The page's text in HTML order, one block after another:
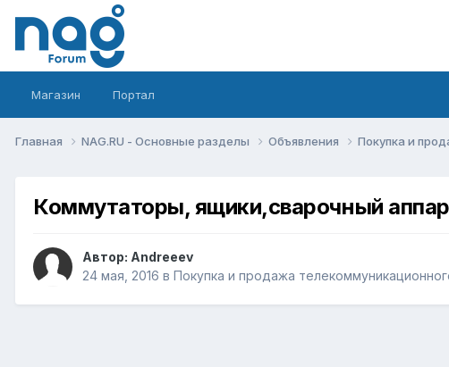
Магазин Портал
Главная NAG.RU - Основные разделы Объявления Покупка и
Коммутаторы, ящики,сварочный
Автор: Andreeev
24 мая, 2016 в Покупка и продажа